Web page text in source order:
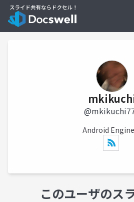
Android
このユーザのス